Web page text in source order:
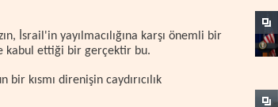
İsrail'in yayılmacılığına karşı önemli bir
kabul ettiği bir gerçektir bu.
kısmı direnişin caydırıcılık